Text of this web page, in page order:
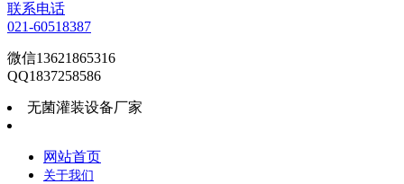
联系电话
021-60518387
微信13621865316
QQ1837258586
无菌灌装设备厂家
网站首页
关于我们